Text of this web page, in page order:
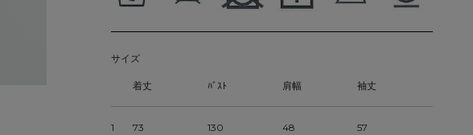
サイズ
着丈 ﾊﾞｽﾄ 肩幅 袖丈
1 73 130 48 57